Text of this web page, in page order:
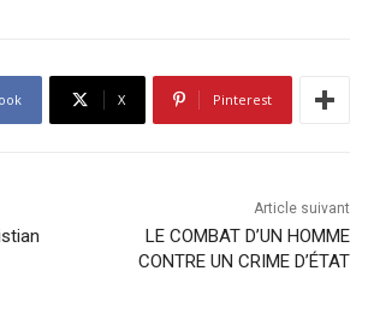
X Pinterest
Article suivant
LE COMBAT D’UN HOMME
CONTRE UN CRIME D’ÉTAT